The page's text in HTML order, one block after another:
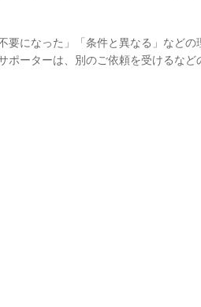
要になった」「条件と異なる」などの
ポーターは、別のご依頼を受けるなど